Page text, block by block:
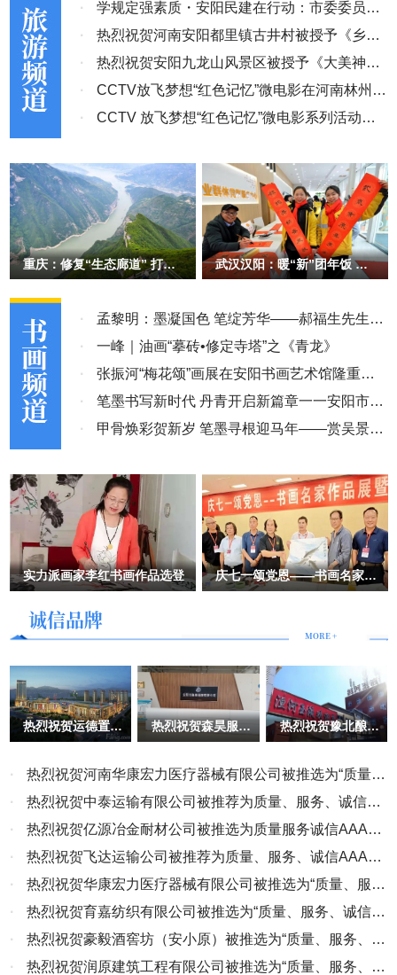
行案，涌和公司经过执行异议、复议、申诉、执行监督等，其违法和
错误的问题依然没有得到解决。三级法院对问题视而不见，姑息错
误，盲目裁定，不顾企业死活，枉法裁定，超标查封冻结，与国家、
省、市关于优化营商环境的法规政策背道而驰。 国务院《优化营商
环境条例》第四十八条、第四十九条、第六十九条和《浙江省优化营
商环境条例》第八十一条、第八十七条、第九十二条、第九十四条及
了“对市场主体的诉求和举报，有关部门要畅通救济渠道，依法纠正
违法行为，对不履行优化营商环境职责或者损害营商环境的政府和有
关部门及其工作人员，依法依规追究其责任”。《浙江省优化营商环
境条例》第九十二条第二款规定：“监察机关应当加强对公职人员推
动优化营商环境工作的监督，依法查处违法行使职权损害营商环境的
行为。”根据《最高人民检察院关于渎职侵权犯罪案件立案标准的规
定》关于“滥用职权案”立案标准第6点：“造成公司、企业等单位停
业、停产6个月以上的”规定，淳安县人民法院有关当事法官已构成滥
用职权罪的立案标准。 在此，受害人恳请各级党委、政府及有关部
门高度关注此事，依职权认真调查核实，依法依规查处，真正把解决
市场主体的诉求和困难，特别是当其面对来自司法权等公权力的侵害
而无可奈何时，为深陷绝境的民企排忧解难，纠正错误，制止和排除
侵害，真正维护市场主体的合法权益，营造一个公平公正良好的营商
环境，此乃民企之大幸，法治之进步。 该案例的发生，一方面反映
监督和制约机制存在缺陷。司法独立并不意味着司法机关可以不受任
何监督和制约，司法机关的职权范围和行使方式需要在法律规定的范
围内进行，需要接受监督和制约。 五、思考与建议 为了维护司法独
立和市场自治的关系，保障市场主体的合法权益和社会的公平正义，
需要采取以下措施： 加强法官队伍建设。提高法官的职业道德和业
官依法独立公正地行使职权。 完善司法监督和制约机制。建立健全
司法机关内部的监督和制约机制，加强对司法机关的外部监督和制
育。提高公民的法律意识和法治观念，增强公民对司法独立和市场自
治的认识和理解，营造良好的法治环境。 总之，司法独立与市场自
治是相互关联、相互影响的关系。司法独立是市场自治的重要保障，
市场自治是司法独立的重要基础。为了维护司法独立和市场自治的关
系，保障市场主体的合法权益和社会的公平正义，需要加强法官队伍
辑：土火）
·
学规定强素质・安阳民建在行动：市委委员宋
亚明推动景区深度合作
·
热烈祝贺河南安阳都里镇古井村被授予《乡村
记忆》影视拍摄基地
·
热烈祝贺安阳九龙山风景区被授予《大美神
州》影视拍摄基地
·
CCTV放飞梦想“红色记忆”微电影在河南林州开
机
·
CCTV 放飞梦想“红色记忆”微电影系列活动启
重庆：修复“生态廊道” 打造
文旅新场景、新地标
武汉汉阳：暖“新”团年饭 绘
就城市温暖底色
·
孟黎明：墨凝国色 笔绽芳华——郝福生先生牡
丹画赏析
·
一峰｜油画“摹砖•修定寺塔”之《青龙》
·
张振河“梅花颂”画展在安阳书画艺术馆隆重开
幕
·
笔墨书写新时代 丹青开启新篇章一一安阳市老
年书画研究会第六届理事会第二次会议成功召开
·
甲骨焕彩贺新岁 笔墨寻根迎马年——赏吴景晨
实力派画家李红书画作品选登
庆七一颂党恩——书画名家作
品展暨西柏坡笔会举行
诚信品牌
MORE +
热烈祝贺运德置业
有限公司被推选
热烈祝贺森昊服饰
企业”
热烈祝贺豫北酿酒
有限责任公司被推
企业”
·
热烈祝贺河南华康宏力医疗器械有限公司被推选为“质量、
服务、诚信AAA级企业”
·
热烈祝贺中泰运输有限公司被推荐为质量、服务、诚信
AAA级企业
·
热烈祝贺亿源冶金耐材公司被推选为质量服务诚信AAA级
企业
·
热烈祝贺飞达运输公司被推荐为质量、服务、诚信AAA级
企业
·
热烈祝贺华康宏力医疗器械有限公司被推选为“质量、服
务、诚信AAA级企业”
·
热烈祝贺育嘉纺织有限公司被推选为“质量、服务、诚信
AAA级企业”
·
热烈祝贺豪毅酒窖坊（安小原）被推选为“质量、服务、诚
信AAA级企业”
·
热烈祝贺润原建筑工程有限公司被推选为“质量、服务、诚